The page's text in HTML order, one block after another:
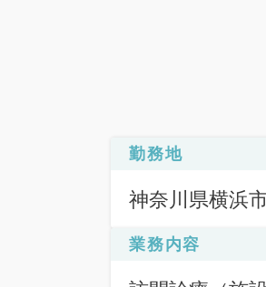
勤務地
神奈川県横浜
業務内容